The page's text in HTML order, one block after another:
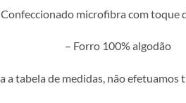
microfibra com toque
– Forro 100% algodão
a tabela de medidas, não efetuamos